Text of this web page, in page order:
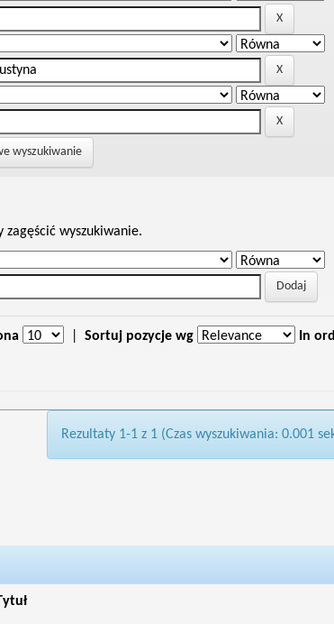
wyszukiwanie
zagęścić wyszukiwanie.
Sortuj pozycje wg In
Rezultaty 1-1 z 1 (Czas wyszukiwania: 0.001